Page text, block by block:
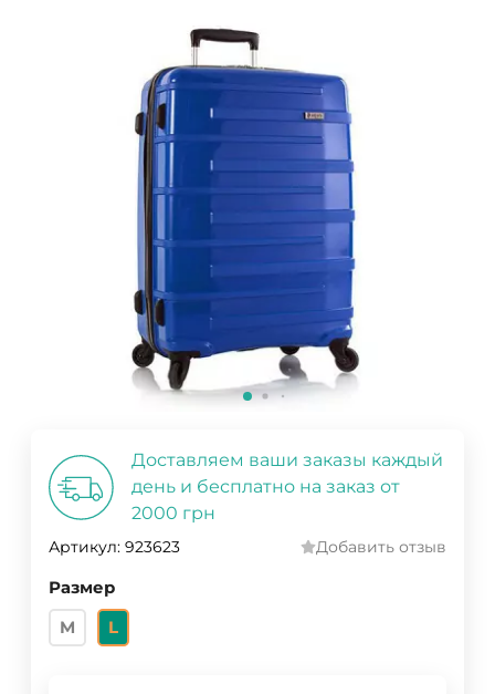
Доставляем ваши заказы каждый
день и бесплатно на заказ от
2000 грн
Артикул: 923623 Добавить отзыв
Размер
M L